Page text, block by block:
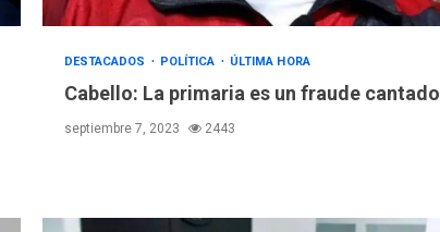
DESTACADOS POLÍTICA ÚLTIMA HORA
Cabello: La primaria es un fraude cantado
septiembre 7, 2023 2443